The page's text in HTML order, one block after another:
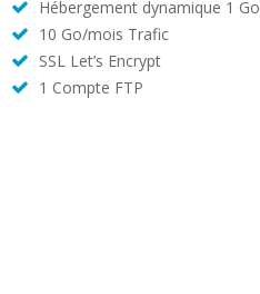
Hébergement dynamique 1 Go
10 Go/mois Trafic
SSL Let’s Encrypt
1 Compte FTP